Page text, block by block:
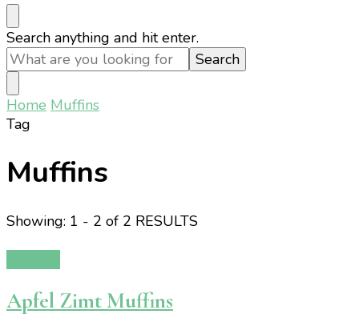
Looking
for
Something?
Search anything and hit enter.
Home Muffins
Tag
Muffins
Showing: 1 - 2 of 2 RESULTS
Apfel Zimt Muffins